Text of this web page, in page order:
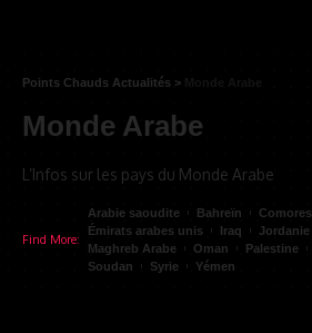
Points Chauds Actualités >
Monde Arabe
L’Infos sur les pays du Monde Arabe
Find More:
Arabie saoudite Bahreïn Comores
Émirats arabes unis
Iraq Jordanie
Maghreb Arabe
Oman Palestine
Soudan
Syrie Yémen